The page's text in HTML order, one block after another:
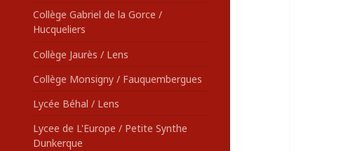
Collège Gabriel de la Gorce /
Hucqueliers
Collège Jaurès / Lens
Collège Monsigny / Fauquembergues
Lycée Béhal / Lens
Lycee de L'Europe / Petite Synthe
Dunkerque